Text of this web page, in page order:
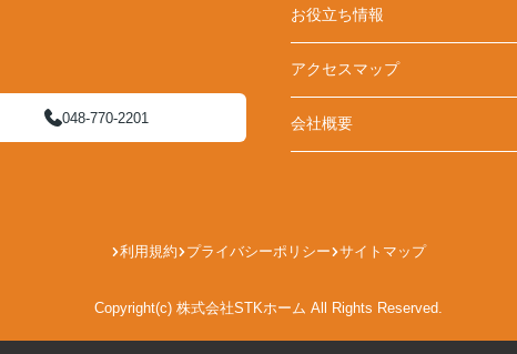
048-770-2201
お役立ち情報
アクセスマップ
会社概要
利用規約 プライバシーポリシー サイトマップ
Copyright(c) 株式会社STKホーム All Rights Reserved.